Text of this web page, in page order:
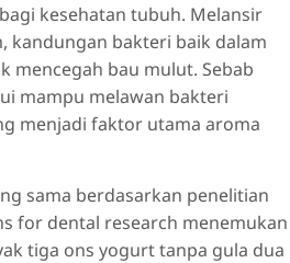
kesehatan tubuh. Melansir
kandungan bakteri baik dalam
mencegah bau mulut. Sebab
mampu melawan bakteri
menjadi faktor utama aroma
sama berdasarkan penelitian
for dental research menemukan
tiga ons yogurt tanpa gula dua